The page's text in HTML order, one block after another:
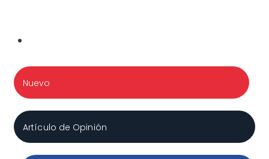
Nuevo
Artículo de Opinión